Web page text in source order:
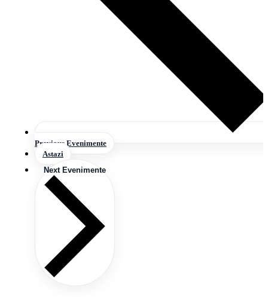
Previous Evenimente
Astazi
Next Evenimente